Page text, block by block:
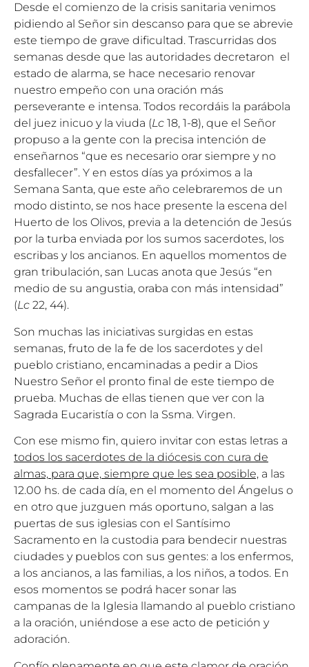
Desde el comienzo de la crisis sanitaria venimos
pidiendo al Señor sin descanso para que se abrevie
este tiempo de grave dificultad. Trascurridas dos
semanas desde que las autoridades decretaron el
estado de alarma, se hace necesario renovar
nuestro empeño con una oración más
perseverante e intensa. Todos recordáis la parábola
del juez inicuo y la viuda (Lc 18, 1-8), que el Señor
propuso a la gente con la precisa intención de
enseñarnos “que es necesario orar siempre y no
desfallecer”. Y en estos días ya próximos a la
Semana Santa, que este año celebraremos de un
modo distinto, se nos hace presente la escena del
Huerto de los Olivos, previa a la detención de Jesús
por la turba enviada por los sumos sacerdotes, los
escribas y los ancianos. En aquellos momentos de
gran tribulación, san Lucas anota que Jesús “en
medio de su angustia, oraba con más intensidad”
(Lc 22, 44).
Son muchas las iniciativas surgidas en estas
semanas, fruto de la fe de los sacerdotes y del
pueblo cristiano, encaminadas a pedir a Dios
Nuestro Señor el pronto final de este tiempo de
prueba. Muchas de ellas tienen que ver con la
Sagrada Eucaristía o con la Ssma. Virgen.
Con ese mismo fin, quiero invitar con estas letras a
todos los sacerdotes de la diócesis con cura de
almas, para que, siempre que les sea posible, a las
12.00 hs. de cada día, en el momento del Ángelus o
en otro que juzguen más oportuno, salgan a las
puertas de sus iglesias con el Santísimo
Sacramento en la custodia para bendecir nuestras
ciudades y pueblos con sus gentes: a los enfermos,
a los ancianos, a las familias, a los niños, a todos. En
esos momentos se podrá hacer sonar las
campanas de la Iglesia llamando al pueblo cristiano
a la oración, uniéndose a ese acto de petición y
adoración.